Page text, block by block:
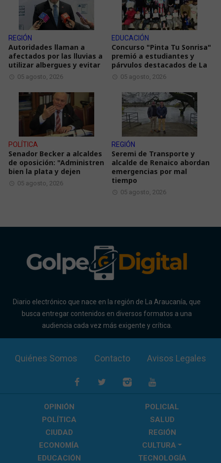
REGIÓN
Autoridades llaman a
afectados por las lluvias a
utilizar albergues y evitar
05 agosto, 2026
EDUCACIÓN
Concurso "Pinta Tu Sonrisa"
premió a estudiantes y
párvulos destacados de La
05 agosto, 2026
POLÍTICA
Senador Becker a alcaldes
de oposición: "Administren
bien la plata y dejen
05 agosto, 2026
REGIÓN
Seremi de Transporte y
alcalde de Renaico abordan
emergencias por mal
tiempo
05 agosto, 2026
Diario electrónico que nace en la región de La Araucanía, que
busca entregar contenidos en diversos formatos a una
audiencia cada vez más exigente y crítica.
Quiénes Somos Contacto Avisos Legales
OPINIÓN
POLICIAL
POLÍTICA
SALUD
CIUDAD
REGIÓN
ECONOMÍA
CULTURA
EDUCACIÓN
TECNOLOGÍA